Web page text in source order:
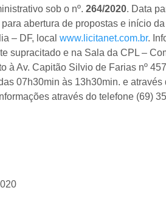
sob o nº. 264/2020. Data
abertura de propostas e início
– DF, local www.licitanet.com.br.
supracitado e na Sala da CPL –
à Av. Capitão Silvio de Farias nº
07h30min às 13h30min. e através
através do telefone (69)